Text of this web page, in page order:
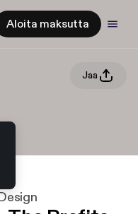
Aloita maksutta
Jaa